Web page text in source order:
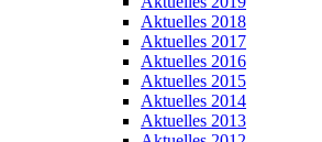
Aktuelles 2018
Aktuelles 2017
Aktuelles 2016
Aktuelles 2015
Aktuelles 2014
Aktuelles 2013